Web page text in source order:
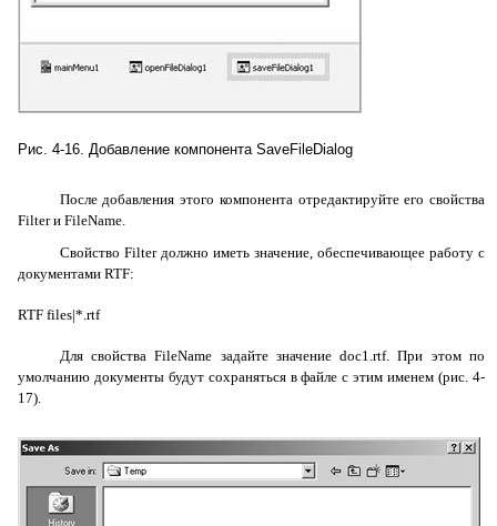
Рис. 4-16. Добавление компонента SaveFileDialog
После добавления этого компонента отредактируйте его свойства
Filterи FileName
Свойство Filterдолжно иметь значение, обеспечивающее работу с
документами RTF:
RTF files|*. rtf
Для свойстваFileName задайте значение doc1.rtf. При этом по
умолчанию документы будут сохраняться в файле с этим именем (рис. 4-
17).